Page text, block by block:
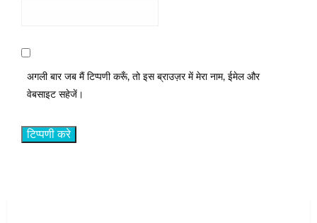
अगली बार जब मैं टिप्पणी करूँ, तो इस ब्राउज़र में मेरा नाम, ईमेल और
वेबसाइट सहेजें।